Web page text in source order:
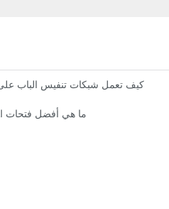
كيف تعمل شبكات تنفيس الباب على
ما هي أفضل فتحات